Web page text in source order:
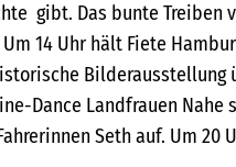
gibt. Das bunte Treiben
14 Uhr hält Fiete
Bilderausstellung
Dance Landfrauen Nahe
Seth auf. Um